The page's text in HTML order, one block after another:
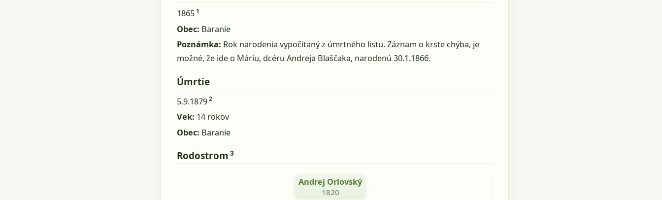
18651
Obec: Baranie
Poznámka: Rok narodenia vypočítaný z úmrtného listu. Záznam o krste chýba, je
možné, že ide o Máriu, dcéru Andreja Blaščaka, narodenú 30.1.1866.
Úmrtie
5.9.18792
Vek: 14 rokov
Obec: Baranie
Rodostrom 3
Andrej Orlovský
1820